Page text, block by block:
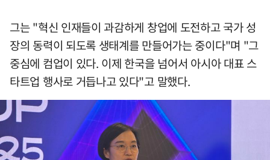
그는 "혁신 인재들이 과감하게 창업에 도전하고 국가 성
장의 동력이 되도록 생태계를 만들어가는 중이다"며 "그
중심에 컴업이 있다. 이제 한국을 넘어서 아시아 대표 스
타트업 행사로 거듭나고 있다"고 말했다.